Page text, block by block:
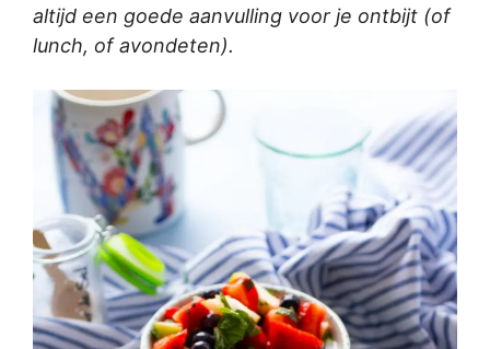
altijd een goede aanvulling voor je ontbijt (of
lunch, of avondeten).